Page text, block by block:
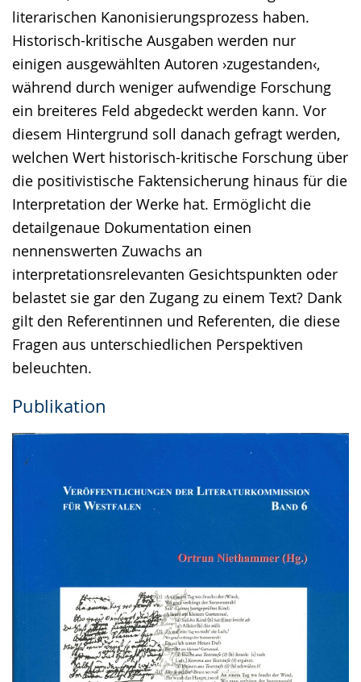
literarischen Kanonisierungsprozess haben.
Historisch-kritische Ausgaben werden nur
einigen ausgewählten Autoren ›zugestanden‹,
während durch weniger aufwendige Forschung
ein breiteres Feld abgedeckt werden kann. Vor
diesem Hintergrund soll danach gefragt werden,
welchen Wert historisch-kritische Forschung über
die positivistische Faktensicherung hinaus für die
Interpretation der Werke hat. Ermöglicht die
detailgenaue Dokumentation einen
nennenswerten Zuwachs an
interpretationsrelevanten Gesichtspunkten oder
belastet sie gar den Zugang zu einem Text? Dank
gilt den Referentinnen und Referenten, die diese
Fragen aus unterschiedlichen Perspektiven
beleuchten.
Publikation